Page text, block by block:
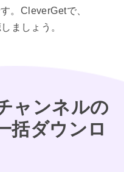
。CleverGetで、
ましょう。
ャンネルの
括ダウンロ